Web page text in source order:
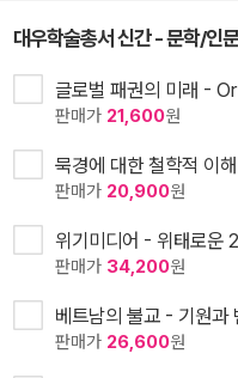
대우학술총서 신간 - 문학/인
글로벌 패권의 미래 -
판매가 21,600원
묵경에 대한 철학적 이해
판매가 20,900원
위기미디어 - 위태로운
판매가 34,200원
베트남의 불교 - 기원과
판매가 26,600원